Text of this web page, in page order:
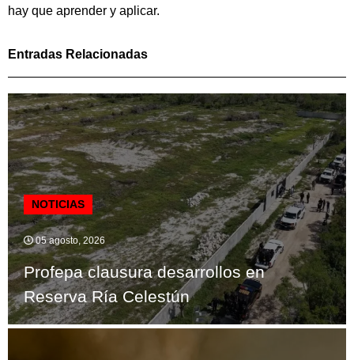
hay que aprender y aplicar.
Entradas Relacionadas
NOTICIAS
05 agosto, 2026
Profepa clausura desarrollos en
Reserva Ría Celestún